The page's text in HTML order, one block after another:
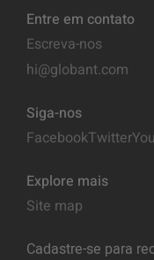
Entre em contato
Escreva-nos
hi@globant.com
Siga-nos
FacebookTwitter
Explore mais
Site map
Cadastre-se para